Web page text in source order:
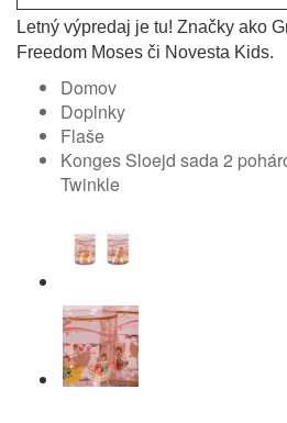
Letný výpredaj je tu! Značky ako
Freedom Moses či Novesta Kids.
Domov
Doplnky
Flaše
Konges Sloejd sada 2
Twinkle